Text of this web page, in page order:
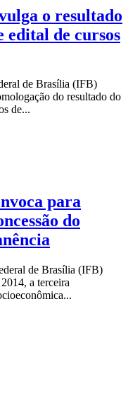
o resultado
edital de cursos
de Brasília (IFB)
do resultado do
de...
para
do
de Brasília (IFB)
a terceira